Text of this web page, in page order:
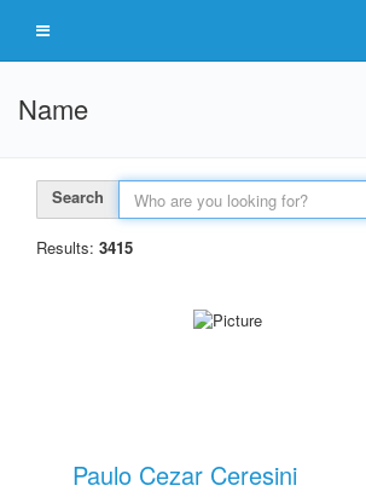
Name
Search
Results: 3415
Paulo Cezar Ceresini